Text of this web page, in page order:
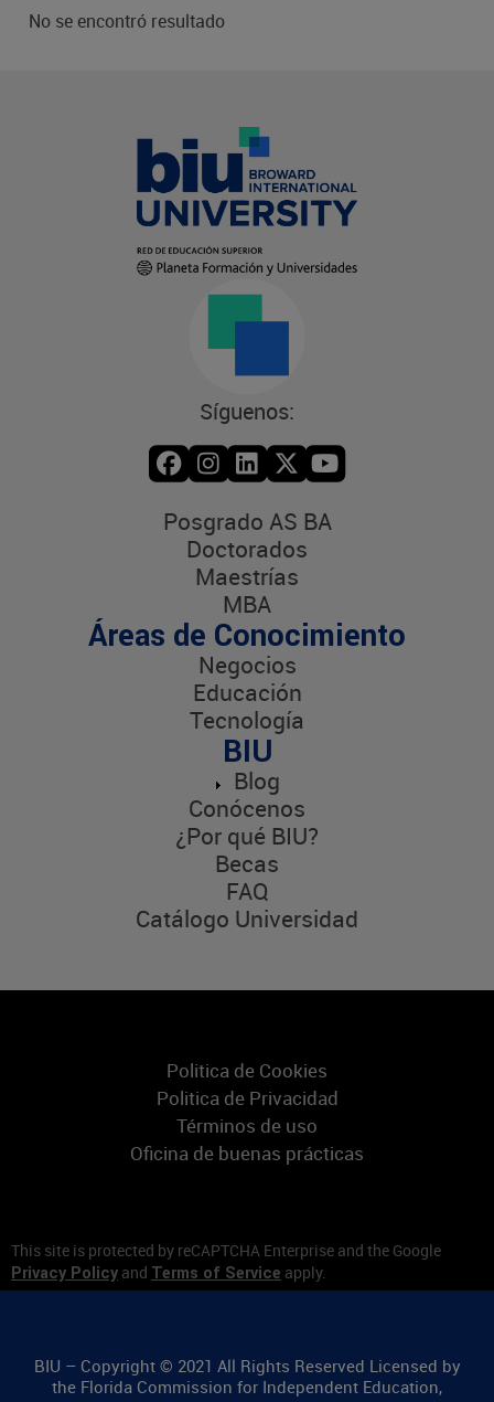
No se encontró resultado
Síguenos:
Posgrado AS BA
Doctorados
Maestrías
MBA
Áreas de Conocimiento
Negocios
Educación
Tecnología
BIU
Blog
Conócenos
¿Por qué BIU?
Becas
FAQ
Catálogo Universidad
Politica de Cookies
Politica de Privacidad
Términos de uso
Oficina de buenas prácticas
This site is protected by reCAPTCHA Enterprise and the Google
Privacy Policy and Terms of Service apply.
BIU – Copyright © 2021 All Rights Reserved Licensed by
the Florida Commission for Independent Education,